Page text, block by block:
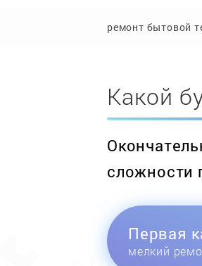
ремонт бытовой
Какой
сложности
Первая
мелкий